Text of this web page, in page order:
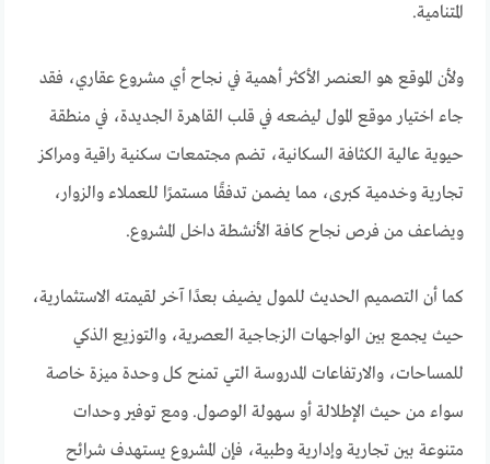
المتنامية.
ولأن الموقع هو العنصر الأكثر أهمية في نجاح أي مشروع عقاري، فقد
جاء اختيار موقع المول ليضعه في قلب القاهرة الجديدة، في منطقة
حيوية عالية الكثافة السكانية، تضم مجتمعات سكنية راقية ومراكز
تجارية وخدمية كبرى، مما يضمن تدفقًا مستمرًا للعملاء والزوار،
ويضاعف من فرص نجاح كافة الأنشطة داخل المشروع.
كما أن التصميم الحديث للمول يضيف بعدًا آخر لقيمته الاستثمارية،
حيث يجمع بين الواجهات الزجاجية العصرية، والتوزيع الذكي
للمساحات، والارتفاعات المدروسة التي تمنح كل وحدة ميزة خاصة
سواء من حيث الإطلالة أو سهولة الوصول. ومع توفير وحدات
متنوعة بين تجارية وإدارية وطبية، فإن المشروع يستهدف شرائح